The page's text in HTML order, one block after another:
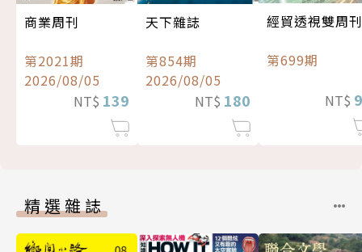
商業周刊
第2021期
2026/08/05
NT$ 139
天下雜誌
第854期
2026/08/05
NT$ 180
經貿透視雙周刊
第699期
NT$
精選雜誌